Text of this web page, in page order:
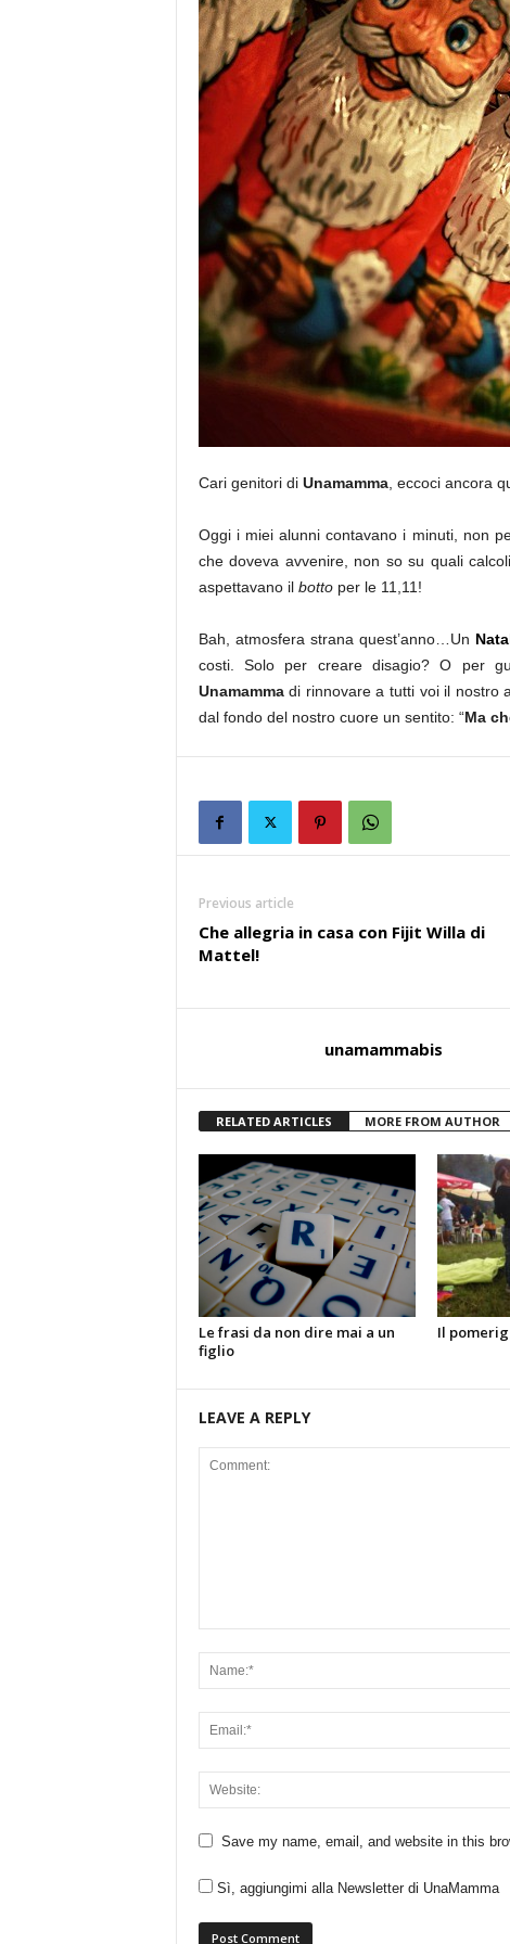
Cari genitori di Unamamma, eccoci ancora
Oggi i miei alunni contavano i minuti, non
che doveva avvenire, non so su quali
aspettavano il bottoper le 11,11!
Bah, atmosfera strana quest’anno…Un
costi. Solo per creare disagio? O per
Unamammadi rinnovare a tutti voi il nostro
dal fondo del nostro cuore un sentito: “Ma
Previous article
Che allegria in casa con Fijit Willa di
Mattel!
unamammabis
RELATED ARTICLES MORE FROM AUTHOR
Le frasi da non dire mai a un
figlio
Il
LEAVE A REPLY
Save my name, email, and website in this
Sì, aggiungimi alla Newsletter di UnaMamma